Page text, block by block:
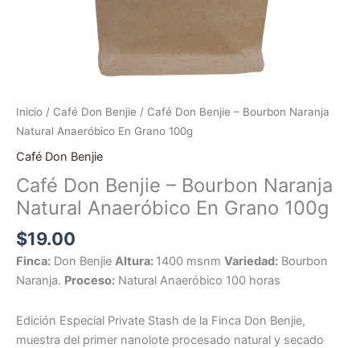
Inicio / Café Don Benjie / Café Don Benjie – Bourbon Naranja
Natural Anaeróbico En Grano 100g
Café Don Benjie
Café Don Benjie – Bourbon Naranja
Natural Anaeróbico En Grano 100g
$19.00
Finca: Don Benjie Altura: 1400 msnm Variedad: Bourbon
Naranja. Proceso: Natural Anaeróbico 100 horas
Edición Especial Private Stash de la Finca Don Benjie,
muestra del primer nanolote procesado natural y secado